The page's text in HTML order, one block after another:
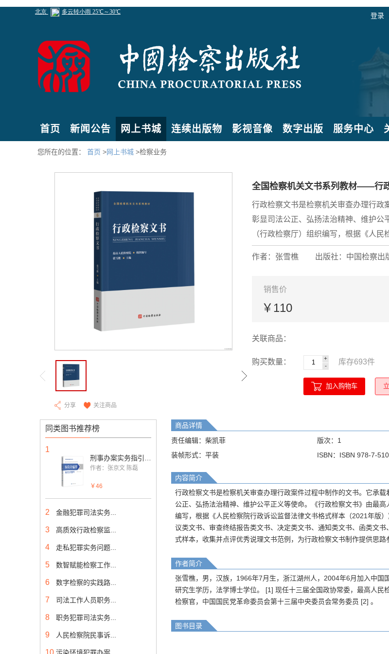
登录
首页 新闻公告 网上书城 连续出版物 影视音像 数字出版 服务中心
您所在的位置： 首页 >网上书城 >检察业务
分享 关注商品
全国检察机关文书系列教材——行
行政检察文书是检察机关审查办理行政
彰显司法公正、弘扬法治精神、维护公
（行政检察厅）组织编写，根据《人
作者：张雪樵 出版社：中国检察出
销售价
￥110
关联商品：
购买数量：
+
-
库存693件
加入购物车
同类图书推荐榜
1
作者：张京文 陈磊
￥46
2 金融犯罪司法实务...
3 高质效行政检察监...
4 走私犯罪实务问题...
5 数智赋能检察工作...
6 数字检察的实践路...
7 司法工作人员职务...
8 职务犯罪司法实务...
9 人民检察院民事诉...
10
商品详情
责任编辑：柴凯菲
版次：1
装帧形式：平装
ISBN：ISBN 978-7-
内容简介
行政检察文书是检察机关审查办理行政案件过程中制作的文书。它承
公正、弘扬法治精神、维护公平正义等使命。《行政检察文书》由最
编写，根据《人民检察院行政诉讼监督法律文书格式样本（2021年版
议类文书、审查终结报告类文书、决定类文书、通知类文书、函类文
式样本，收集并点评优秀说理文书范例，为行政检察文书制作提供思路
作者简介
张雪樵，男，汉族，1966年7月生，浙江湖州人，2004年6月加入中国
研究生学历，法学博士学位。 [1] 现任十三届全国政协常委，最高人民
检察官，中国国民党革命委员会第十三届中央委员会常务委员 [2] 。
图书目录